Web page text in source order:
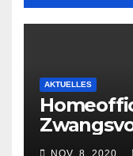
AKTUELLES
NOV. 8, 2020